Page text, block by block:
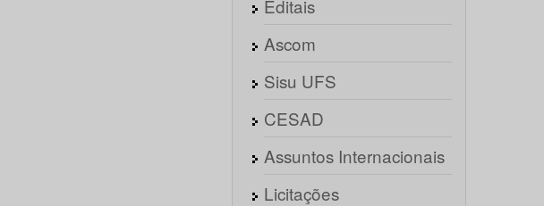
Editais
Ascom
Sisu UFS
CESAD
Assuntos Internacionais
Licitações